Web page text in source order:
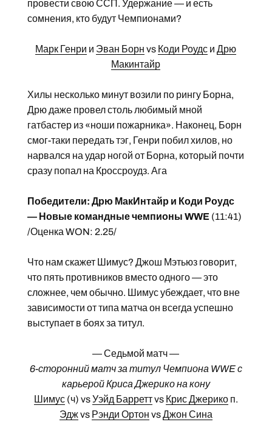
провести свою ССП. Удержание — и есть
сомнения, кто будут Чемпионами?
Марк Генри и Эван Борн vs Коди Роудс иДрю
Макинтайр
Хилы несколько минут возили по рингу Борна,
Дрю даже провел столь любимый мной
гатбастер из «ноши пожарника». Наконец, Борн
смог-таки передать тэг, Генри побил хилов, но
нарвался на удар ногой от Борна, который почти
сразу попал на Кроссроудз. Ага
Победители: Дрю МакИнтайр и Коди Роудс
— Новые командные чемпионы WWE (11:41)
/Оценка WON: 2.25/
Что нам скажет Шимус? Джош Мэтьюз говорит,
что пять противников вместо одного — это
сложнее, чем обычно. Шимус убеждает, что вне
зависимости от типа матча он всегда успешно
выступает в боях за титул.
— Седьмой матч —
6-сторонний матч за титул Чемпиона WWE с
карьерой Криса Джерико на кону
Шимус(ч) vsУэйд Барреттvs Крис Джерикоп.
Эджvs Рэнди Ортон vsДжон Сина